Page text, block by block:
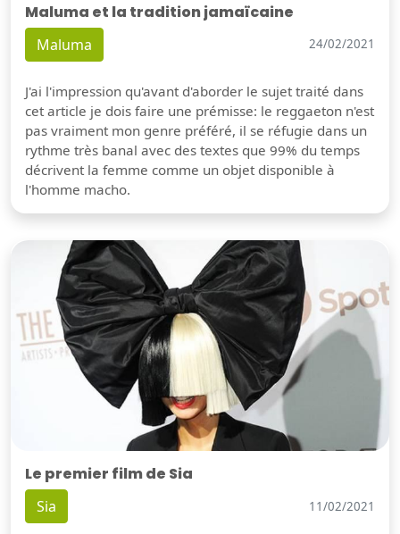
Maluma et la tradition jamaïcaine
Maluma 24/02/2021
J'ai l'impression qu'avant d'aborder le sujet traité dans
cet article je dois faire une prémisse: le reggaeton n'est
pas vraiment mon genre préféré, il se réfugie dans un
rythme très banal avec des textes que 99% du temps
décrivent la femme comme un objet disponible à
l'homme macho.
Le premier film de Sia
Sia 11/02/2021